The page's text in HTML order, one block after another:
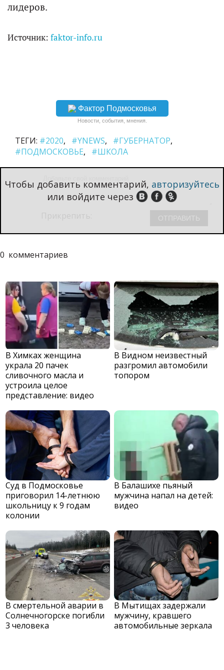
лидеров.
Источник: faktor-info.ru
Фактор Подмосковья
Новости, события, мнения.
ТЕГИ: #2020 #YNEWS
#ГУБЕРНАТОР
#ПОДМОСКОВЬЕ
#ШКОЛА
Чтобы добавить комментарий, авторизуйтесь
или войдите через
0 комментариев
В Химках женщина
украла 20 пачек
сливочного масла и
устроила целое
представление: видео
В Видном неизвестный
разгромил автомобили
топором
Суд в Подмосковье
приговорил 14-летнюю
школьницу к 9 годам
колонии
В Балашихе пьяный
мужчина напал на детей:
видео
В смертельной аварии в
Солнечногорске погибли
3 человека
В Мытищах задержали
мужчину, кравшего
автомобильные зеркала